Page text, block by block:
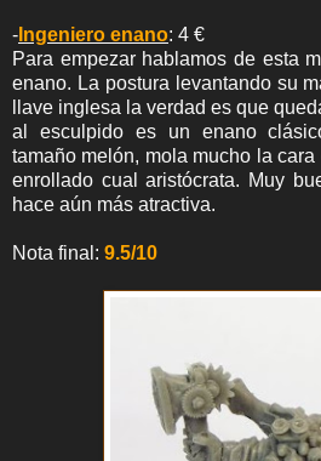
- Ingeniero enano: 4 €
Para empezar hablamos de esta
enano. La postura levantando su
llave inglesa la verdad es que
al esculpido es un enano
tamaño melón, mola mucho la
enrollado cual aristócrata. Muy
hace aún más atractiva.
Nota final: 9.5/10